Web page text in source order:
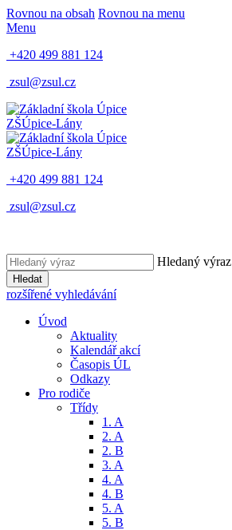
Rovnou na obsah Rovnou na menu
Menu
+420 499 881 124
zsul@zsul.cz
ZŠÚpice-Lány
ZŠÚpice-Lány
+420 499 881 124
zsul@zsul.cz
Hledaný výraz
Hledat
rozšířené vyhledávání
Úvod
Aktuality
Kalendář akcí
Časopis ÚL
Odkazy
Pro rodiče
Třídy
1. A
2. A
2. B
3. A
4. A
4. B
5. A
5. B